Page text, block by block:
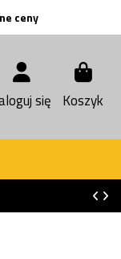
ceny
się Koszyk